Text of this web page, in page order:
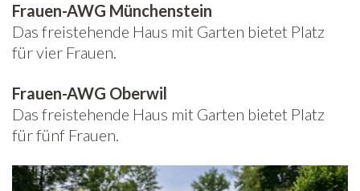
Frauen-AWG Münchenstein
Das freistehende Haus mit Garten bietet Platz
für vier Frauen.
Frauen-AWG Oberwil
Das freistehende Haus mit Garten bietet Platz
für fünf Frauen.